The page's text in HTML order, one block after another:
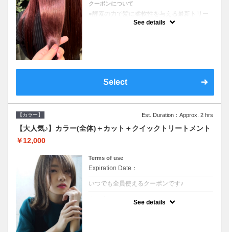
クーポンについて
●酵素の力で髪に柔軟性を与える最新トリー
トメント●ＳＢ込●長さ料金あり《こちらのク
See details
Select
【カラー】 Est. Duration：Approx. 2 hrs
【大人気♪】カラー(全体)＋カット＋クイックトリートメント
￥12,000
Terms of use
Expiration Date：
いつでも全員使えるクーポンです♪
See details